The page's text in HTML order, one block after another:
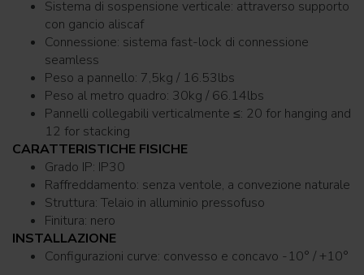
Sistema di sospensione verticale: attraverso supporto
con gancio aliscaf
Connessione: sistema fast-lock di connessione
seamless
Peso a pannello: 7,5kg / 16.53lbs
Peso al metro quadro: 30kg / 66.14lbs
Pannelli collegabili verticalmente ≤: 20 for hanging and
12 for stacking
CARATTERISTICHE FISICHE
Grado IP: IP30
Raffreddamento: senza ventole, a convezione naturale
Struttura: Telaio in alluminio pressofuso
Finitura: nero
INSTALLAZIONE
Configurazioni curve: convesso e concavo -10° / +10°